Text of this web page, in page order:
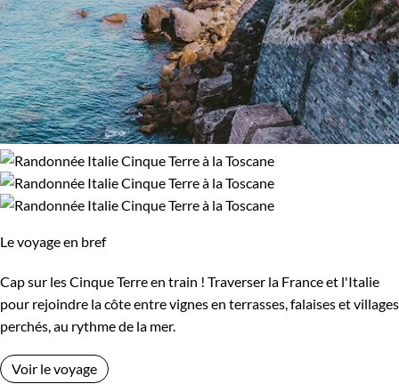
Le voyage en bref
Cap sur les Cinque Terre en train ! Traverser la France et l'Italie
pour rejoindre la côte entre vignes en terrasses, falaises et villages
perchés, au rythme de la mer.
Voir le voyage